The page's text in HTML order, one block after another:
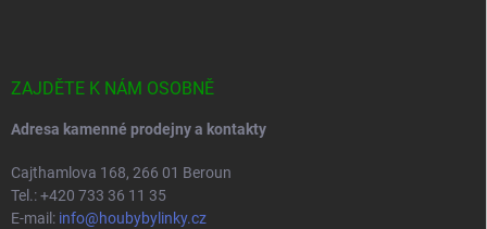
ZAJDĚTE K NÁM OSOBNĚ
Adresa kamenné prodejny a kontakty
Cajthamlova 168, 266 01 Beroun
Tel.: +420 733 36 11 35
E-mail: info@houbybylinky.cz